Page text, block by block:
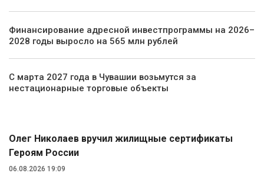
Финансирование адресной инвестпрограммы на 2026–
2028 годы выросло на 565 млн рублей
С марта 2027 года в Чувашии возьмутся за
нестационарные торговые объекты
Олег Николаев вручил жилищные сертификаты
Героям России
06.08.2026 19:09